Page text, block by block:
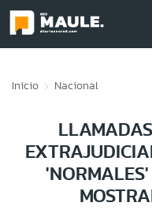
Inicio Nacional